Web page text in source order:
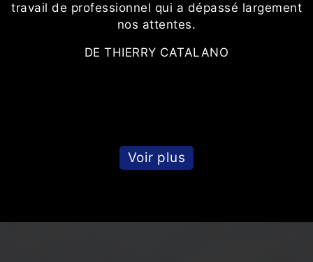
travail de professionnel qui a dépassé largement
nos attentes.
DE THIERRY CATALANO
Voir plus